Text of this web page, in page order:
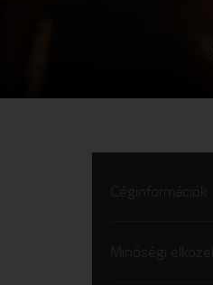
Céginformációk
Minőségi